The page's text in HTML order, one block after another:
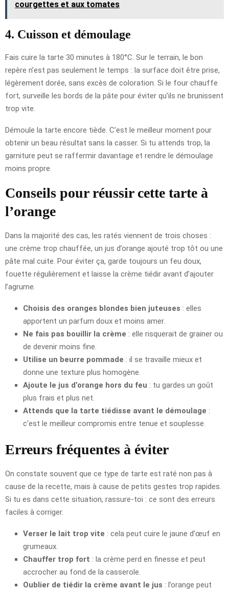
courgettes et aux tomates
4. Cuisson et démoulage
Fais cuire la tarte 30 minutes à 180°C. Sur le terrain, le bon
repère n’est pas seulement le temps : la surface doit être prise,
légèrement dorée, sans excès de coloration. Si le four chauffe
fort, surveille les bords de la pâte pour éviter qu’ils ne brunissent
trop vite.
Démoule la tarte encore tiède. C’est le meilleur moment pour
obtenir un beau résultat sans la casser. Si tu attends trop, la
garniture peut se raffermir davantage et rendre le démoulage
moins propre.
Conseils pour réussir cette tarte à
l’orange
Dans la majorité des cas, les ratés viennent de trois choses :
une crème trop chauffée, un jus d’orange ajouté trop tôt ou une
pâte mal cuite. Pour éviter ça, garde toujours un feu doux,
fouette régulièrement et laisse la crème tiédir avant d’ajouter
l’agrume.
Choisis des oranges blondes bien juteuses : elles
apportent un parfum doux et moins amer.
Ne fais pas bouillir la crème : elle risquerait de grainer ou
de devenir moins fine.
Utilise un beurre pommade : il se travaille mieux et
donne une texture plus homogène.
Ajoute le jus d’orange hors du feu : tu gardes un goût
plus frais et plus net.
Attends que la tarte tiédisse avant le démoulage :
c’est le meilleur compromis entre tenue et souplesse.
Erreurs fréquentes à éviter
On constate souvent que ce type de tarte est raté non pas à
cause de la recette, mais à cause de petits gestes trop rapides.
Si tu es dans cette situation, rassure-toi : ce sont des erreurs
faciles à corriger.
Verser le lait trop vite : cela peut cuire le jaune d’œuf en
grumeaux.
Chauffer trop fort : la crème perd en finesse et peut
accrocher au fond de la casserole.
Oublier de tiédir la crème avant le jus : l’orange peut